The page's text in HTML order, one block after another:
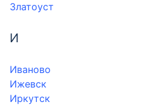
Златоуст
И
Иваново
Ижевск
Иркутск